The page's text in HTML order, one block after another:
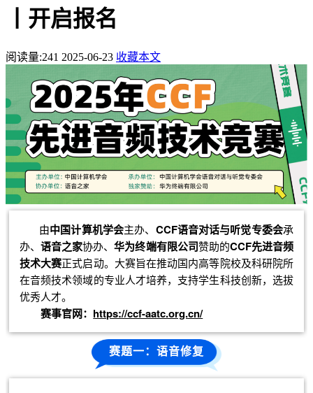
丨开启报名
阅读量:241 2025-06-23 收藏本文
由中国计算机学会主办、 CCF语音对话与听觉专委会承
办、语音之家协办、华为终端有限公司赞助的CCF先进音频
技术大赛正式启动。大赛旨在推动国内高等院校及科研院所
在音频技术领域的专业人才培养，支持学生科技创新，选拔
优秀人才。
赛事官网： https://ccf-aatc.org.cn/
赛题一：语音修复